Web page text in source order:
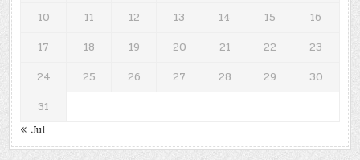
10
11 12 13 14 15
16
17
18 19 20 21 22
23
24
25 26 27 28 29
30
31
« Jul